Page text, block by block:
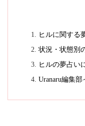
ヒルに関する
状況・状態別
ヒルの夢占い
Uranaru編集